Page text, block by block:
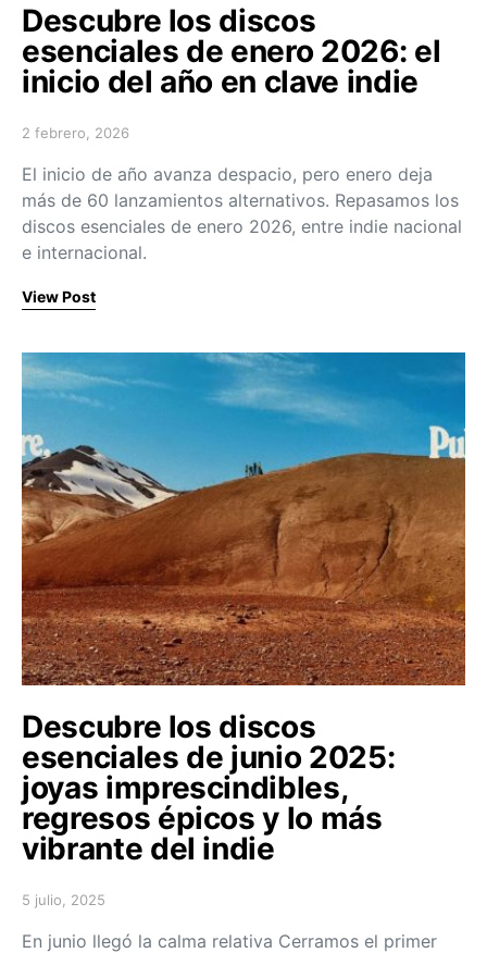
Descubre los discos
esenciales de enero 2026: el
inicio del año en clave indie
Posted on
2 febrero, 2026
El inicio de año avanza despacio, pero enero deja
más de 60 lanzamientos alternativos. Repasamos los
discos esenciales de enero 2026, entre indie nacional
e internacional.
View Post
Descubre los discos
esenciales de junio 2025:
joyas imprescindibles,
regresos épicos y lo más
vibrante del indie
Posted on
5 julio, 2025
En junio llegó la calma relativa Cerramos el primer